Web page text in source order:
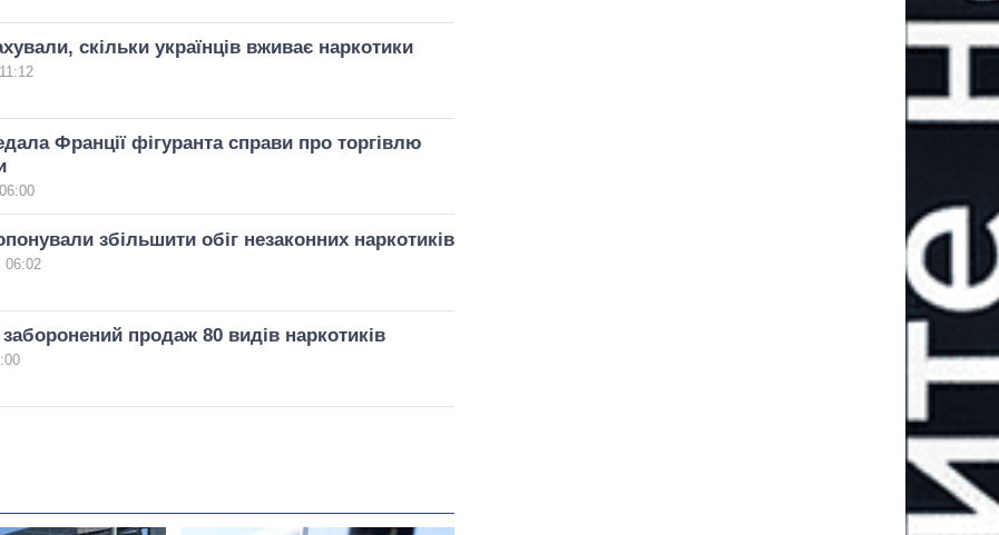
скільки українців вживає наркотики
Франції фігуранта справи про торгівлю
збільшити обіг незаконних наркотиків
06:02
заборонений продаж 80 видів наркотиків